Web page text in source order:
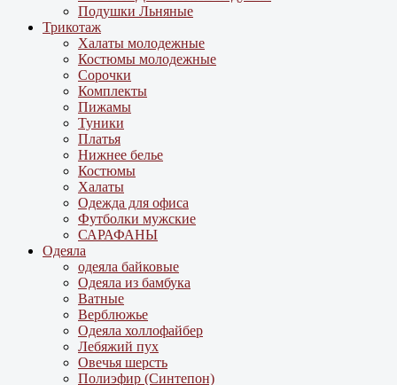
Подушки Льняные
Трикотаж
Халаты молодежные
Костюмы молодежные
Сорочки
Комплекты
Пижамы
Туники
Платья
Нижнее белье
Костюмы
Халаты
Одежда для офиса
Футболки мужские
САРАФАНЫ
Одеяла
одеяла байковые
Одеяла из бамбука
Ватные
Верблюжье
Одеяла холлофайбер
Лебяжий пух
Овечья шерсть
Полиэфир (Синтепон)